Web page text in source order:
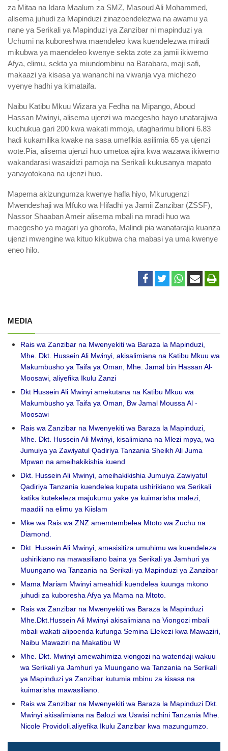
za Mitaa na Idara Maalum za SMZ, Masoud Ali Mohammed,
alisema juhudi za Mapinduzi zinazoendelezwa na awamu ya
nane ya Serikali ya Mapinduzi ya Zanzibar ni mapinduzi ya
Uchumi na kuboreshwa maendeleo kwa kuendelezwa miradi
mikubwa ya maendeleo kwenye sekta zote za jamii ikiwemo
Afya, elimu, sekta ya miundombinu na Barabara, maji safi,
makaazi ya kisasa ya wananchi na viwanja vya michezo
vyenye hadhi ya kimataifa.
Naibu Katibu Mkuu Wizara ya Fedha na Mipango, Aboud
Hassan Mwinyi, alisema ujenzi wa maegesho hayo unatarajiwa
kuchukua gari 200 kwa wakati mmoja, utagharimu bilioni 6.83
hadi kukamilika kwake na sasa umefikia asilimia 65 ya ujenzi
wote.Pia, alisema ujenzi huo umetoa ajira kwa wazawa ikiwemo
wakandarasi wasaidizi pamoja na Serikali kukusanya mapato
yanayotokana na ujenzi huo.
Mapema akizungumza kwenye hafla hiyo, Mkurugenzi
Mwendeshaji wa Mfuko wa Hifadhi ya Jamii Zanzibar (ZSSF),
Nassor Shaaban Ameir alisema mbali na mradi huo wa
maegesho ya magari ya ghorofa, Malindi pia wanatarajia kuanza
ujenzi mwengine wa kituo kikubwa cha mabasi ya uma kwenye
eneo hilo.
MEDIA
Rais wa Zanzibar na Mwenyekiti wa Baraza la Mapinduzi,
Mhe. Dkt. Hussein Ali Mwinyi, akisalimiana na Katibu Mkuu wa
Makumbusho ya Taifa ya Oman, Mhe. Jamal bin Hassan Al-
Moosawi, aliyefika Ikulu Zanzi
Dkt Hussein Ali Mwinyi amekutana na Katibu Mkuu wa
Makumbusho ya Taifa ya Oman, Bw Jamal Moussa Al -
Moosawi
Rais wa Zanzibar na Mwenyekiti wa Baraza la Mapinduzi,
Mhe. Dkt. Hussein Ali Mwinyi, kisalimiana na Mlezi mpya, wa
Jumuiya ya Zawiyatul Qadiriya Tanzania Sheikh Ali Juma
Mpwan na ameihakikishia kuend
Dkt. Hussein Ali Mwinyi, ameihakikishia Jumuiya Zawiyatul
Qadiriya Tanzania kuendelea kupata ushirikiano wa Serikali
katika kutekeleza majukumu yake ya kuimarisha malezi,
maadili na elimu ya Kiislam
Mke wa Rais wa ZNZ amemtembelea Mtoto wa Zuchu na
Diamond.
Dkt. Hussein Ali Mwinyi, amesisitiza umuhimu wa kuendeleza
ushirikiano na mawasiliano baina ya Serikali ya Jamhuri ya
Muungano wa Tanzania na Serikali ya Mapinduzi ya Zanzibar
Mama Mariam Mwinyi ameahidi kuendelea kuunga mkono
juhudi za kuboresha Afya ya Mama na Mtoto.
Rais wa Zanzibar na Mwenyekiti wa Baraza la Mapinduzi
Mhe.Dkt.Hussein Ali Mwinyi akisalimiana na Viongozi mbali
mbali wakati alipoenda kufunga Semina Elekezi kwa Mawaziri,
Naibu Mawaziri na Makatibu W
Mhe. Dkt. Mwinyi amewahimiza viongozi na watendaji wakuu
wa Serikali ya Jamhuri ya Muungano wa Tanzania na Serikali
ya Mapinduzi ya Zanzibar kutumia mbinu za kisasa na
kuimarisha mawasiliano.
Rais wa Zanzibar na Mwenyekiti wa Baraza la Mapinduzi Dkt.
Mwinyi akisalimiana na Balozi wa Uswisi nchini Tanzania Mhe.
Nicole Providoli.aliyefika Ikulu Zanzibar kwa mazungumzo.